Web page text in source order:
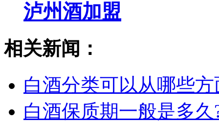
泸州酒加盟
相关新闻：
白酒分类可以从哪些
白酒保质期一般是多